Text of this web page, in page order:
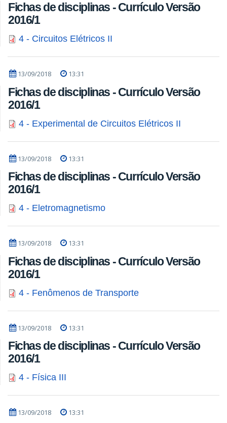
Fichas de disciplinas - Currículo Versão
2016/1
4 - Circuitos Elétricos II
13/09/2018 13:31
Fichas de disciplinas - Currículo Versão
2016/1
4 - Experimental de Circuitos Elétricos II
13/09/2018 13:31
Fichas de disciplinas - Currículo Versão
2016/1
4 - Eletromagnetismo
13/09/2018 13:31
Fichas de disciplinas - Currículo Versão
2016/1
4 - Fenômenos de Transporte
13/09/2018 13:31
Fichas de disciplinas - Currículo Versão
2016/1
4 - Física III
13/09/2018 13:31